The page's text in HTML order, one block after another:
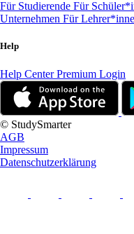
Für Studierende Für
Unternehmen Für
Help
Help CenterPremium Login
© StudySmarter
AGB
Impressum
Datenschutzerklärung